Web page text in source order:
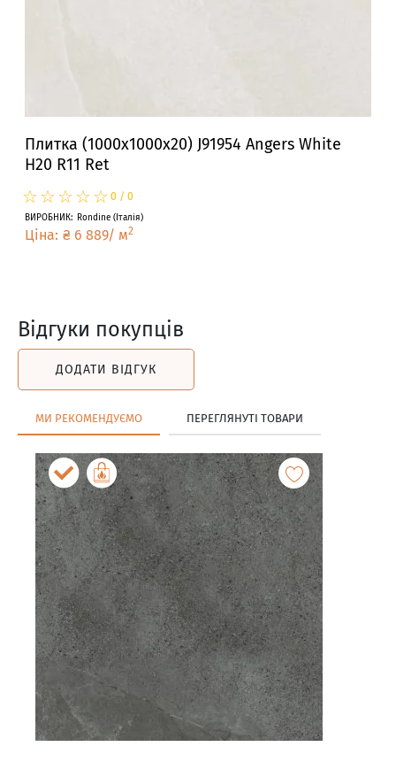
Плитка (1000x1000x20) J91954 Angers White
H20 R11 Ret
☆
★☆
★☆
★☆
★☆
★ 0 / 0
ВИРОБНИК: Rondine ( Італія)
Ціна: ₴ 6 889/ м2
Відгуки покупців
ДОДАТИ ВІДГУК
МИ РЕКОМЕНДУЄМО ПЕРЕГЛЯНУТІ ТОВАРИ